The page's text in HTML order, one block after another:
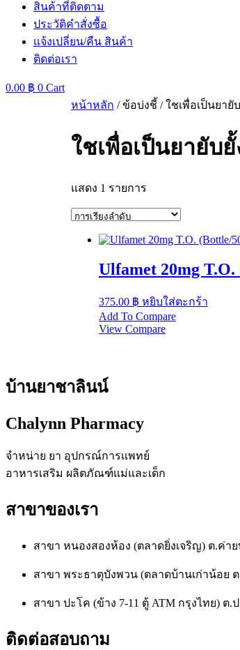
สินค้าที่ติดตาม
ประวัติคำสั่งซื้อ
แจ้งเปลี่ยน/คืน สินค้า
ติดต่อเรา
0.00 ฿ 0 Cart
หน้าหลัก / ข้อบ่งชี้ / ใชเพื่อเป็นยา
ใชเพื่อเป็นยายับ
แสดง 1 รายการ
Ulfamet 20mg T.O.
375.00 ฿ หยิบใส่ตะกร้า
Add To Compare
View Compare
บ้านยาชาลินน์
Chalynn Pharmacy
จำหน่าย ยา อุปกรณ์การแพทย์
อาหารเสริม ผลิตภัณฑ์แม่และเด็ก
สาขาของเรา
สาขา หนองสองห้อง (ตลาดยิ่งเจริญ) ต.ค่า
สาขา พระธาตุบังพวน (ตลาดบ้านเก่าน้อย
สาขา ปะโค (ข้าง 7-11 ตู้ ATM กรุงไทย) ต
ติดต่อสอบถาม